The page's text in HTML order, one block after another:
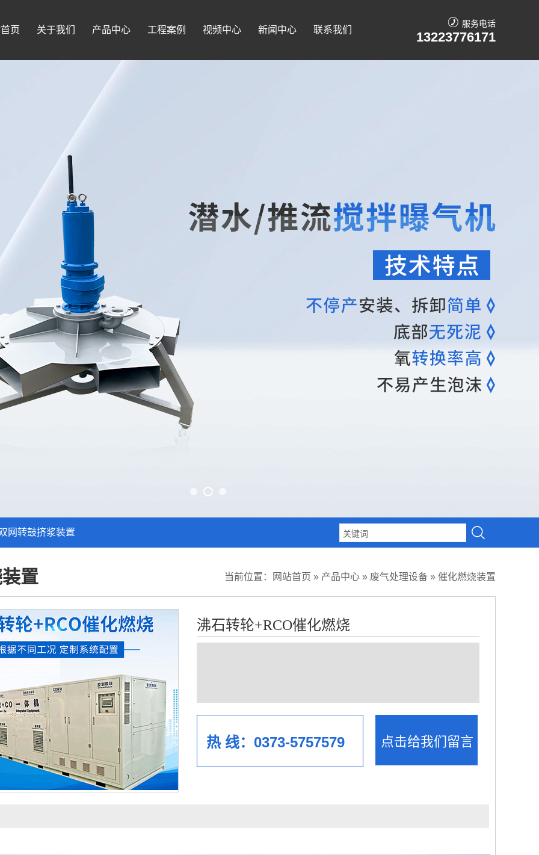
页 关于我们 产品中心 工程案例 视频中心 新闻中心 联系我们
服务电话
13223776171
网转鼓挤浆装置
置 当前位置： 网站首页 » 产品中心 » 废气处理设备 » 催化燃烧装置
沸石转轮+RCO催化燃烧
热 线：0373-5757579 点击给我们留言